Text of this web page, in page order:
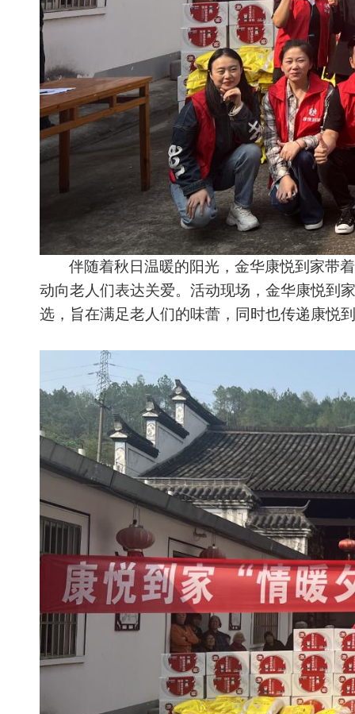
伴随着秋日温暖的阳光，金华康悦到家带
动向老人们表达关爱。活动现场，金华康悦到
选，旨在满足老人们的味蕾，同时也传递康悦